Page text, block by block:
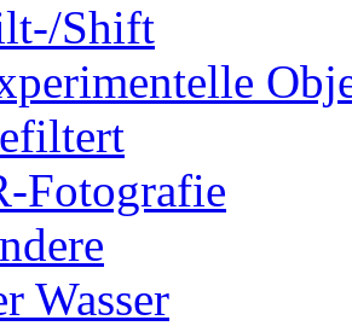
Shift
Fotografie
Wasser